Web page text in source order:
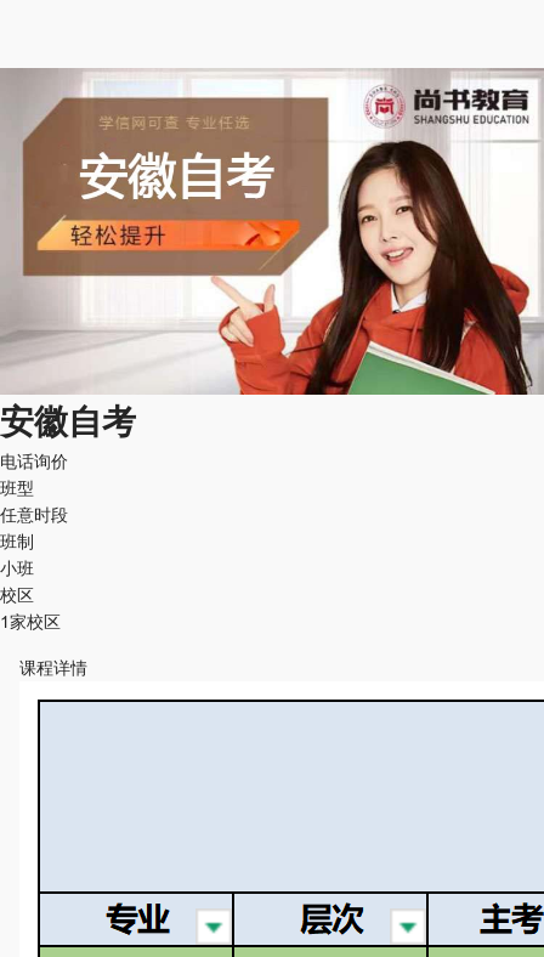
安徽自考
电话询价
班型
任意时段
班制
小班
校区
1家校区
课程详情